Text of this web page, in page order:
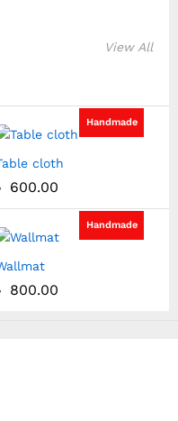
View All
Handmade
cloth
600.00
Handmade
800.00